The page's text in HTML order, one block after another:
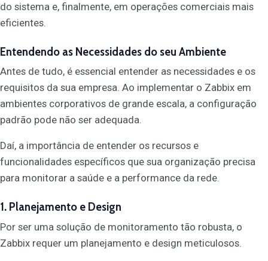
do sistema e, finalmente, em operações comerciais mais
eficientes.
Entendendo as Necessidades do seu Ambiente
Antes de tudo, é essencial entender as necessidades e os
requisitos da sua empresa. Ao implementar o Zabbix em
ambientes corporativos de grande escala, a configuração
padrão pode não ser adequada.
Daí, a importância de entender os recursos e
funcionalidades específicos que sua organização precisa
para monitorar a saúde e a performance da rede.
1. Planejamento e Design
Por ser uma solução de monitoramento tão robusta, o
Zabbix requer um planejamento e design meticulosos.